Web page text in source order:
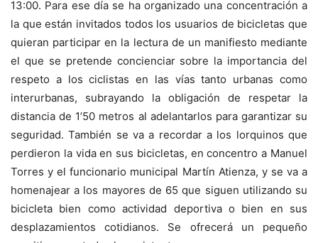
13:00. Para ese día se ha organizado una concentración a
la que están invitados todos los usuarios de bicicletas que
quieran participar en la lectura de un manifiesto mediante
el que se pretende concienciar sobre la importancia del
respeto a los ciclistas en las vías tanto urbanas como
interurbanas, subrayando la obligación de respetar la
distancia de 1’50 metros al adelantarlos para garantizar su
seguridad. También se va a recordar a los lorquinos que
perdieron la vida en sus bicicletas, en concentro a Manuel
Torres y el funcionario municipal Martín Atienza, y se va a
homenajear a los mayores de 65 que siguen utilizando su
bicicleta bien como actividad deportiva o bien en sus
desplazamientos cotidianos. Se ofrecerá un pequeño